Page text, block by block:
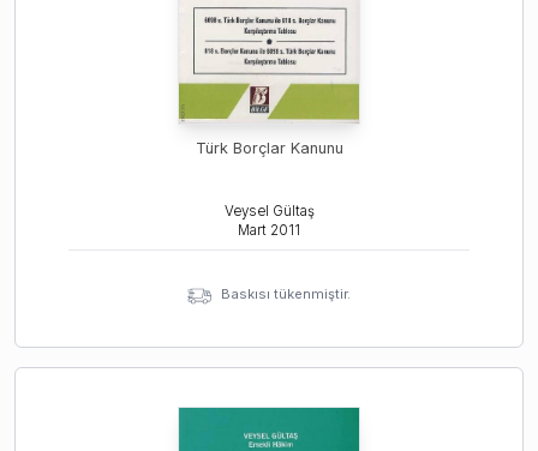
Türk Borçlar Kanunu
Veysel Gültaş
Mart 2011
Baskısı tükenmiştir.